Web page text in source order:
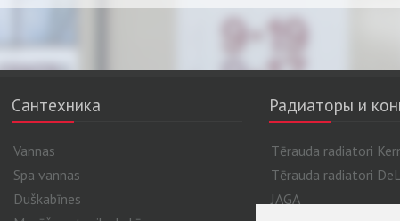
Сантехника
Vannas
Spa vannas
Duškabīnes
Радиаторы и
Tērauda radiatori
Tērauda radiatori
JAGA